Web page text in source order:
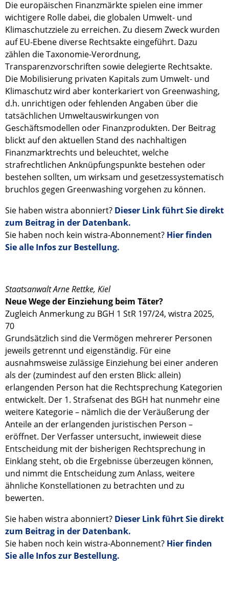
Die europäischen Finanzmärkte spielen eine immer
wichtigere Rolle dabei, die globalen Umwelt- und
Klimaschutzziele zu erreichen. Zu diesem Zweck wurden
auf EU-Ebene diverse Rechtsakte eingeführt. Dazu
zählen die Taxonomie-Verordnung,
Transparenzvorschriften sowie delegierte Rechtsakte.
Die Mobilisierung privaten Kapitals zum Umwelt- und
Klimaschutz wird aber konterkariert von Greenwashing,
d.h. unrichtigen oder fehlenden Angaben über die
tatsächlichen Umweltauswirkungen von
Geschäftsmodellen oder Finanzprodukten. Der Beitrag
blickt auf den aktuellen Stand des nachhaltigen
Finanzmarktrechts und beleuchtet, welche
strafrechtlichen Anknüpfungspunkte bestehen oder
bestehen sollten, um wirksam und gesetzessystematisch
bruchlos gegen Greenwashing vorgehen zu können.
Sie haben wistra abonniert? Dieser Link führt Sie direkt
zum Beitrag in der Datenbank.
Sie haben noch kein wistra-Abonnement? Hier finden
Sie alle Infos zur Bestellung.
Staatsanwalt Arne Rettke, Kiel
Neue Wege der Einziehung beim Täter?
Zugleich Anmerkung zu BGH 1 StR 197/24, wistra 2025,
70
Grundsätzlich sind die Vermögen mehrerer Personen
jeweils getrennt und eigenständig. Für eine
ausnahmsweise zulässige Einziehung bei einer anderen
als der (zumindest auf den ersten Blick: allein)
erlangenden Person hat die Rechtsprechung Kategorien
entwickelt. Der 1. Strafsenat des BGH hat nunmehr eine
weitere Kategorie – nämlich die der Veräußerung der
Anteile an der erlangenden juristischen Person –
eröffnet. Der Verfasser untersucht, inwieweit diese
Entscheidung mit der bisherigen Rechtsprechung in
Einklang steht, ob die Ergebnisse überzeugen können,
und nimmt die Entscheidung zum Anlass, weitere
ähnliche Konstellationen zu betrachten und zu
bewerten.
Sie haben wistra abonniert? Dieser Link führt Sie direkt
zum Beitrag in der Datenbank.
Sie haben noch kein wistra-Abonnement? Hier finden
Sie alle Infos zur Bestellung.